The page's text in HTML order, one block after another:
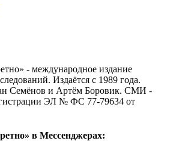
- международное издание
Издаётся с 1989 года.
Семёнов и Артём Боровик. CМИ -
ЭЛ № ФС 77-79634 от
в Мессенджерах: